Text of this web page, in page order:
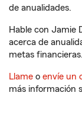
de anualidades.
Hable con Jamie
acerca de
metas financieras.
Llame o envíe un
más información